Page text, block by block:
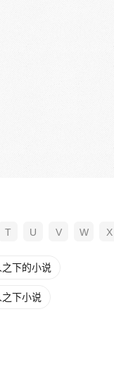
T U V W X
下的小说
下小说